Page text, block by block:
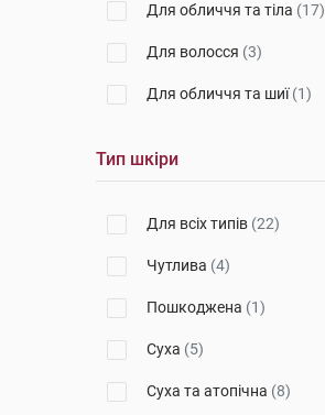
Для обличчя та тіла (17)
Для волосся (3)
Для обличчя та шиї(1)
Тип шкіри
Для всіх типів (22)
Чутлива (4)
Пошкоджена (1)
Суха (5)
Суха та атопічна (8)